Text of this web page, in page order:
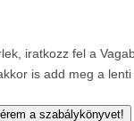
iratkozz fel a
is add meg a